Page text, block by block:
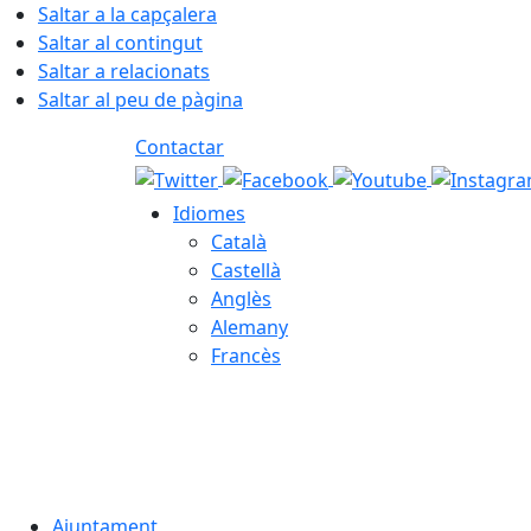
Saltar a la capçalera
Saltar al contingut
Saltar a relacionats
Saltar al peu de pàgina
Contactar
Idiomes
Català
Castellà
Anglès
Alemany
Francès